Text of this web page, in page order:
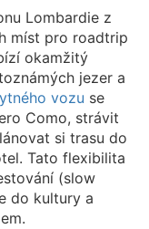
Lombardie z
míst pro roadtrip
okamžitý
jezer a
vozu se
Como, strávit
si trasu do
Tato flexibilita
(slow
do kultury a